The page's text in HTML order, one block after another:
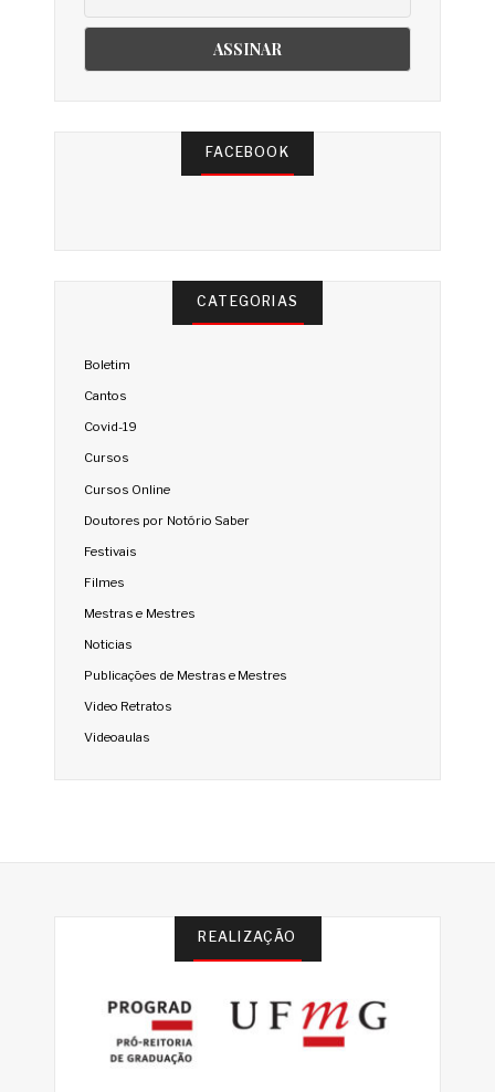
FACEBOOK
CATEGORIAS
Boletim
Cantos
Covid-19
Cursos
Cursos Online
Doutores por Notório Saber
Festivais
Filmes
Mestras e Mestres
Noticias
Publicações de Mestras e Mestres
Video Retratos
Videoaulas
REALIZAÇÃO